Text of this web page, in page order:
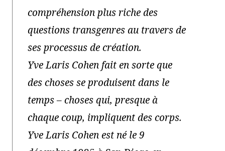
compréhension plus riche des
questions transgenres au travers de
ses processus de création.
Yve Laris Cohen fait en sorte que
des choses se produisent dans le
temps – choses qui, presque à
chaque coup, impliquent des corps.
Yve Laris Cohen est né le 9